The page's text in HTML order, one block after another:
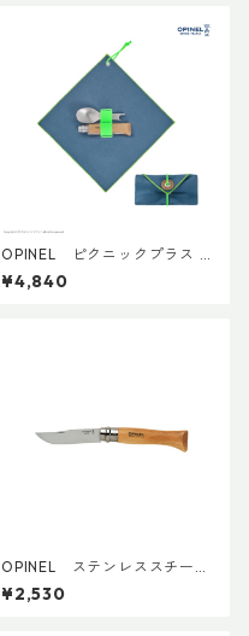
OPINEL ピクニックプラス コ
ンプリートセット
¥4,840
OPINEL ステンレススチール
No.08
¥2,530